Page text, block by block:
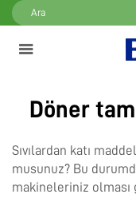
Döner
Sıvılardan katı
musunuz? Bu
makineleriniz olması